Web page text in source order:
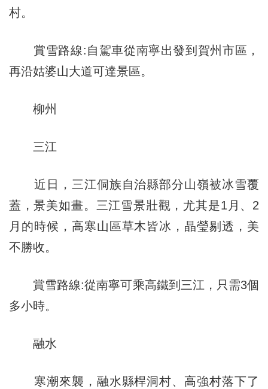
村。
賞雪路線:自駕車從南寧出發到賀州市區，
再沿姑婆山大道可達景區。
柳州
三江
近日，三江侗族自治縣部分山嶺被冰雪覆
蓋，景美如畫。三江雪景壯觀，尤其是1月、2
月的時候，高寒山區草木皆冰，晶瑩剔透，美
不勝收。
賞雪路線:從南寧可乘高鐵到三江，只需3個
多小時。
融水
寒潮來襲，融水縣桿洞村、高強村落下了